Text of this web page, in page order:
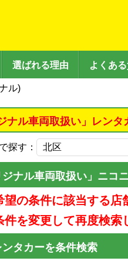
選ばれる理由 よくあ
ル)
ナル車両取扱い」レンタ
探す：
ナル車両取扱い」ニコ
望の条件に該当する店
件を変更して再度検索
タカーを条件検索